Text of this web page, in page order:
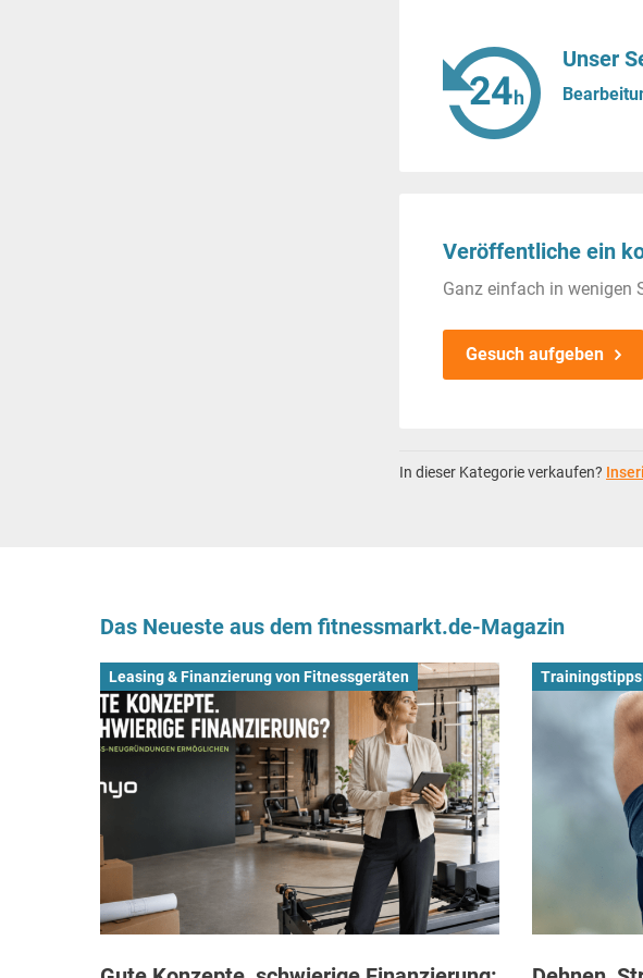
Unser
Veröffentliche ein
Ganz einfach in wenigen
Gesuch aufgeben
In dieser Kategorie verkaufen?
Das Neueste aus dem fitnessmarkt.de-Magazin
Leasing & Finanzierung von Fitnessgeräten Trainingstipps